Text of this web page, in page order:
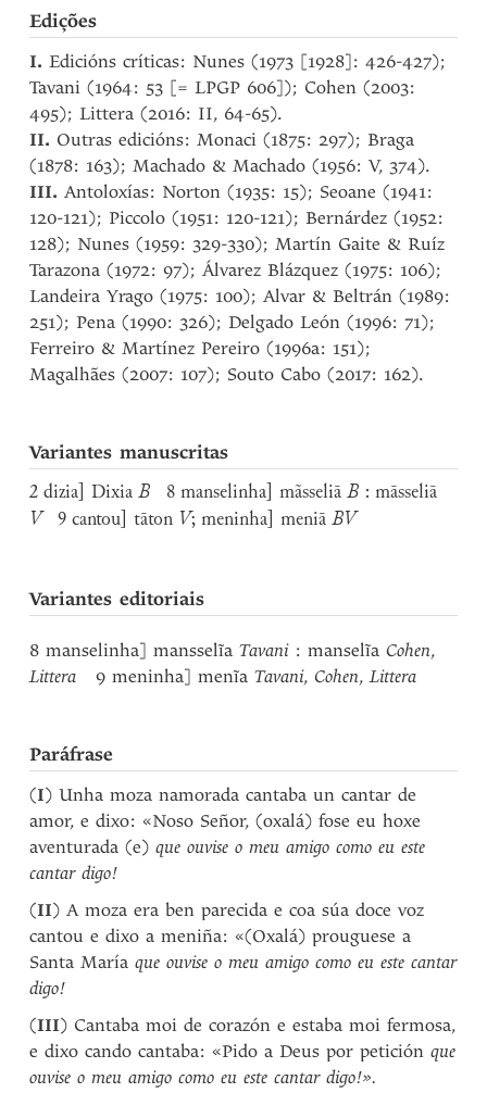
Edições
I.Edicións críticas: Nunes (1973 [1928]: 426-427);
Tavani (1964: 53 [= LPGP 606]); Cohen (2003:
495); Littera (2016: II, 64-65).
II. Outras edicións: Monaci (1875: 297); Braga
(1878: 163); Machado & Machado (1956: V, 374).
III.Antoloxías: Norton (1935: 15); Seoane (1941:
120-121); Piccolo (1951: 120-121); Bernárdez (1952:
128); Nunes (1959: 329-330); Martín Gaite & Ruíz
Tarazona (1972: 97); Álvarez Blázquez (1975: 106);
Landeira Yrago (1975: 100); Alvar & Beltrán (1989:
251); Pena (1990: 326); Delgado León (1996: 71);
Ferreiro & Martínez Pereiro (1996a: 151);
Magalhães (2007: 107); Souto Cabo (2017: 162).
Variantes manuscritas
2 dizia] DixiaB 8 manselinha] mãsseliāB : māsseliā
V 9 cantou] tāton V; meninha] meniāBV
Variantes editoriais
8 manselinha] mansselĩaTavani: manselĩaCohen,
Littera 9 meninha] menĩaTavani,Cohen,Littera
Paráfrase
(I) Unha moza namorada cantaba un cantar de
amor, e dixo: «Noso Señor, (oxalá) fose eu hoxe
aventurada (e)que ouvise o meu amigo como eu este
cantar digo!
(II) A moza era ben parecida e coa súa doce voz
cantou e dixo a meniña: «(Oxalá) prouguese a
Santa Maríaque ouvise o meu amigo como eu este cantar
digo!
(III) Cantaba moi de corazón e estaba moi fermosa,
e dixo cando cantaba: «Pido a Deus por peticiónque
ouvise o meu amigo como eu este cantar digo!».